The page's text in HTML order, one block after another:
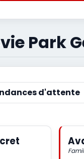
Park
d'attente